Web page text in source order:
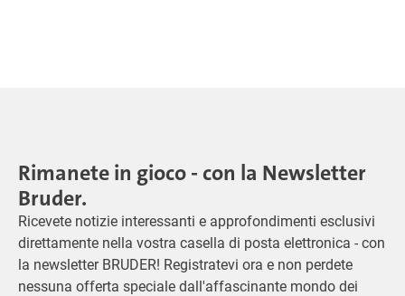
Rimanete in gioco - con la Newsletter
Bruder.
Ricevete notizie interessanti e approfondimenti esclusivi
direttamente nella vostra casella di posta elettronica - con
la newsletter BRUDER! Registratevi ora e non perdete
nessuna offerta speciale dall'affascinante mondo dei